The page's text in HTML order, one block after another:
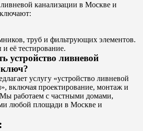
канализации в Москве и
труб и фильтрующих элементов.
её тестирование.
устройство ливневой
услугу «устройство ливневой
включая проектирование, монтаж и
работаем с частными домами,
любой площади в Москве и